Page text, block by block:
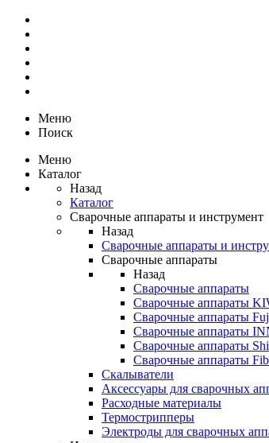
Меню
Поиск
Меню
Каталог
Назад
Каталог
Сварочные аппараты и инструмент
Назад
Сварочные аппараты и
Сварочные аппараты
Назад
Сварочные аппараты
Сварочные аппараты
Сварочные аппараты
Сварочные аппараты
Сварочные аппараты
Cварочные аппараты
Скалыватели
Аксессуары для сварочных
Расходные материалы
Термострипперы
Электроды для сварочных